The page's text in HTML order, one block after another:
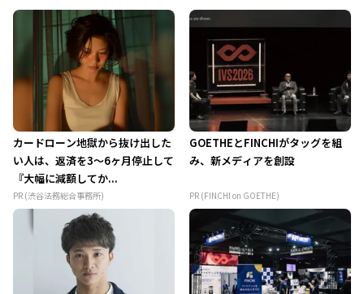
カードローン地獄から抜け出した
い人は、返済を3～6ヶ月停止して
『大幅に減額してか...
PR (渋谷法務総合事務所)
GOETHEとFINCHIがタッグを組
み、新メディアを創設
PR (FINCHI on GOETHE)